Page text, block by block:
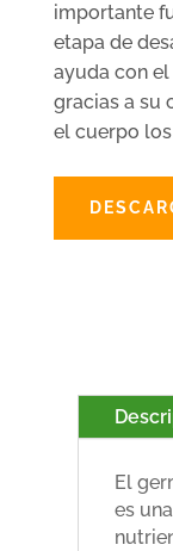
importante
etapa de
ayuda con
gracias a su
el cuerpo
El
es